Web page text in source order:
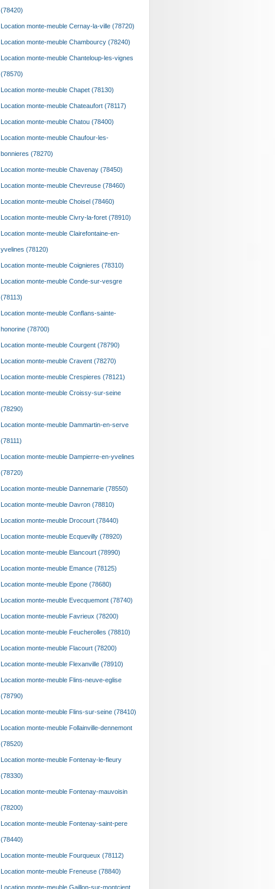
(78420)
Location monte-meuble Cernay-la-ville (78720)
Location monte-meuble Chambourcy (78240)
Location monte-meuble Chanteloup-les-vignes
(78570)
Location monte-meuble Chapet (78130)
Location monte-meuble Chateaufort (78117)
Location monte-meuble Chatou (78400)
Location monte-meuble Chaufour-les-
bonnieres (78270)
Location monte-meuble Chavenay (78450)
Location monte-meuble Chevreuse (78460)
Location monte-meuble Choisel (78460)
Location monte-meuble Civry-la-foret (78910)
Location monte-meuble Clairefontaine-en-
yvelines (78120)
Location monte-meuble Coignieres (78310)
Location monte-meuble Conde-sur-vesgre
(78113)
Location monte-meuble Conflans-sainte-
honorine (78700)
Location monte-meuble Courgent (78790)
Location monte-meuble Cravent (78270)
Location monte-meuble Crespieres (78121)
Location monte-meuble Croissy-sur-seine
(78290)
Location monte-meuble Dammartin-en-serve
(78111)
Location monte-meuble Dampierre-en-yvelines
(78720)
Location monte-meuble Dannemarie (78550)
Location monte-meuble Davron (78810)
Location monte-meuble Drocourt (78440)
Location monte-meuble Ecquevilly (78920)
Location monte-meuble Elancourt (78990)
Location monte-meuble Emance (78125)
Location monte-meuble Epone (78680)
Location monte-meuble Evecquemont (78740)
Location monte-meuble Favrieux (78200)
Location monte-meuble Feucherolles (78810)
Location monte-meuble Flacourt (78200)
Location monte-meuble Flexanville (78910)
Location monte-meuble Flins-neuve-eglise
(78790)
Location monte-meuble Flins-sur-seine (78410)
Location monte-meuble Follainville-dennemont
(78520)
Location monte-meuble Fontenay-le-fleury
(78330)
Location monte-meuble Fontenay-mauvoisin
(78200)
Location monte-meuble Fontenay-saint-pere
(78440)
Location monte-meuble Fourqueux (78112)
Location monte-meuble Freneuse (78840)
Location monte-meuble Gaillon-sur-montcient